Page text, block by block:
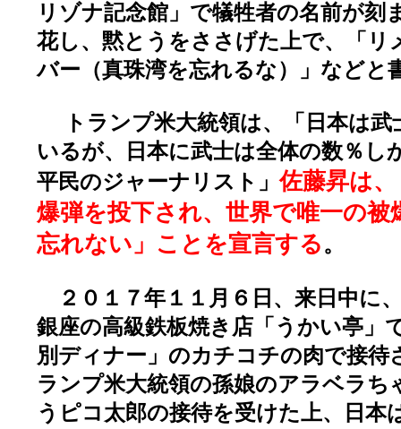
リゾナ記念館」で犠牲者の名前が刻
花し、黙とうをささげた上で、「リ
バー（真珠湾を忘れるな）」などと
トランプ米大統領は、「日本は武
いるが、日本に武士は全体の数％し
平民のジャーナリスト」佐藤昇は
爆弾を投下され、世界で唯一の
忘れない」ことを宣言する。
２０１７年１１月６日、来日中に
銀座の高級鉄板焼き店「うかい亭」
別ディナー」のカチコチの肉で接待
ランプ米大統領の孫娘のアラベラち
うピコ太郎の接待を受けた上、日本